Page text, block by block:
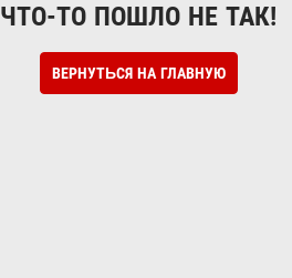
ЧТО-ТО ПОШЛО НЕ ТАК!
ВЕРНУТЬСЯ НА ГЛАВНУЮ